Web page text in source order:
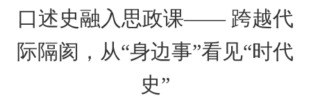
口述史融入思政课—— 跨越代
际隔阂，从“身边事”看见“时代
史”